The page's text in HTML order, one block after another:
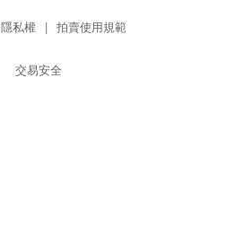
隱私權 | 拍賣使用規範
交易安全